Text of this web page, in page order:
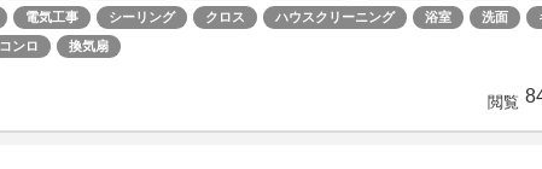
電気工事 シーリング クロス ハウスクリーニング 浴室 洗面
コンロ 換気扇
閲覧